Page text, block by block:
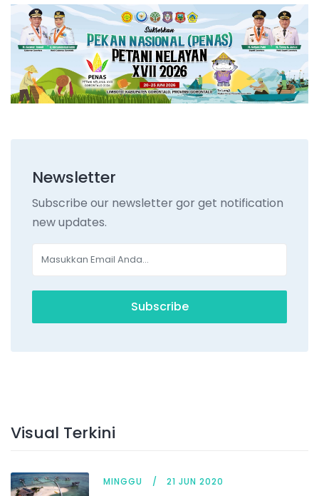
Newsletter
Subscribe our newsletter gor get notification
new updates.
Subscribe
Visual Terkini
MINGGU 21 JUN 2020